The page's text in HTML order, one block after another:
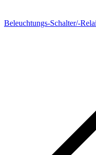
Beleuchtungs-Schalter/-